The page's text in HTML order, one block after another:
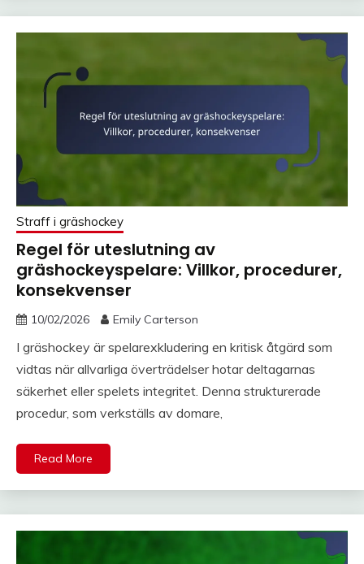
Straff i gräshockey
Regel för uteslutning av
gräshockeyspelare: Villkor, procedurer,
konsekvenser
10/02/2026 Emily Carterson
I gräshockey är spelarexkludering en kritisk åtgärd som
vidtas när allvarliga överträdelser hotar deltagarnas
säkerhet eller spelets integritet. Denna strukturerade
procedur, som verkställs av domare,
Read More